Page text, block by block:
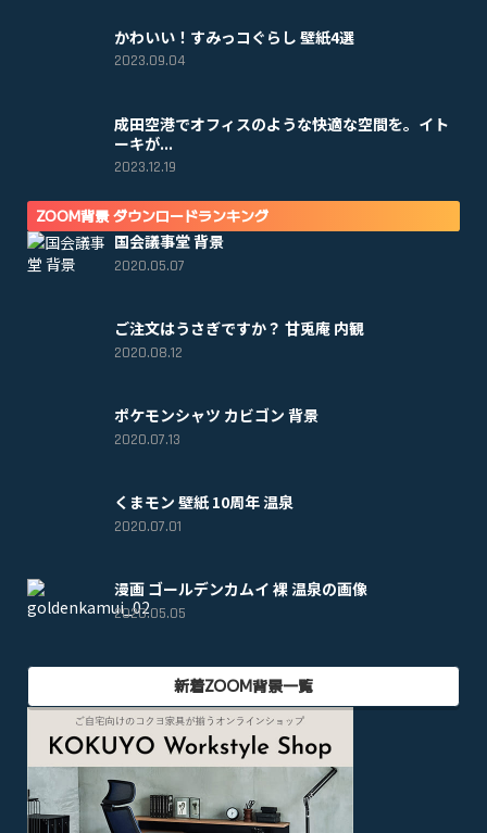
かわいい！すみっコぐらし 壁紙4選
2023.09.04
成田空港でオフィスのような快適な空間を。イト
ーキが...
2023.12.19
ZOOM背景 ダウンロードランキング
国会議事堂 背景
2020.05.07
ご注文はうさぎですか？ 甘兎庵 内観
2020.08.12
ポケモンシャツ カビゴン 背景
2020.07.13
くまモン 壁紙 10周年 温泉
2020.07.01
漫画 ゴールデンカムイ 裸 温泉の画像
2020.05.05
新着ZOOM背景一覧